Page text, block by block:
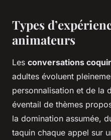
Types
animateurs
Les conversations
adultes évoluent
personnalisation et de la
éventail de thèmes
la domination assumée,
taquin chaque appel sur